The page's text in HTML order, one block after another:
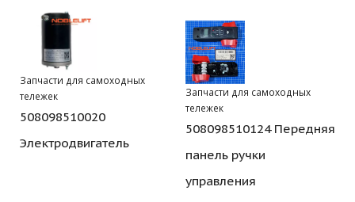
Запчасти для самоходных
тележек
508098510020
Электродвигатель
Запчасти для самоходных
тележек
508098510124 Передняя
панель ручки
управления